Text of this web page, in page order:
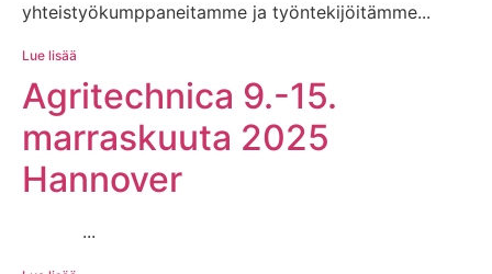
yhteistyökumppaneitamme ja työntekijöitämme...
Lue lisää
Agritechnica 9.-15.
marraskuuta 2025
Hannover
...